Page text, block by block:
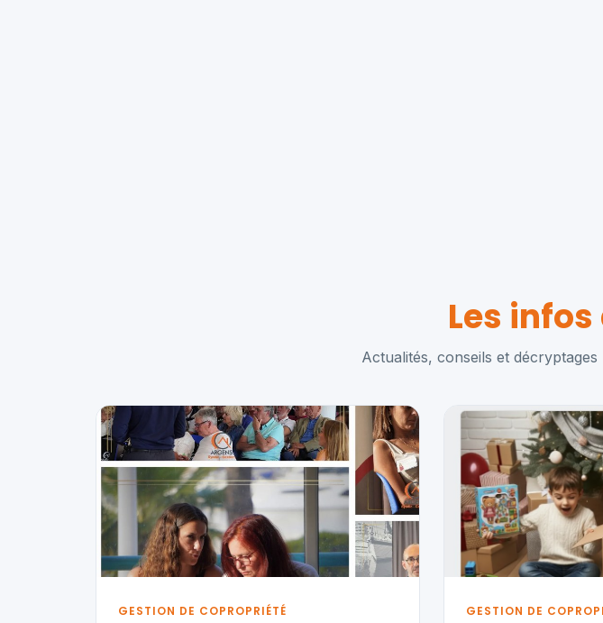
Les
Actualités, conseils et
GESTION DE COPROPRIÉTÉ GESTION DE